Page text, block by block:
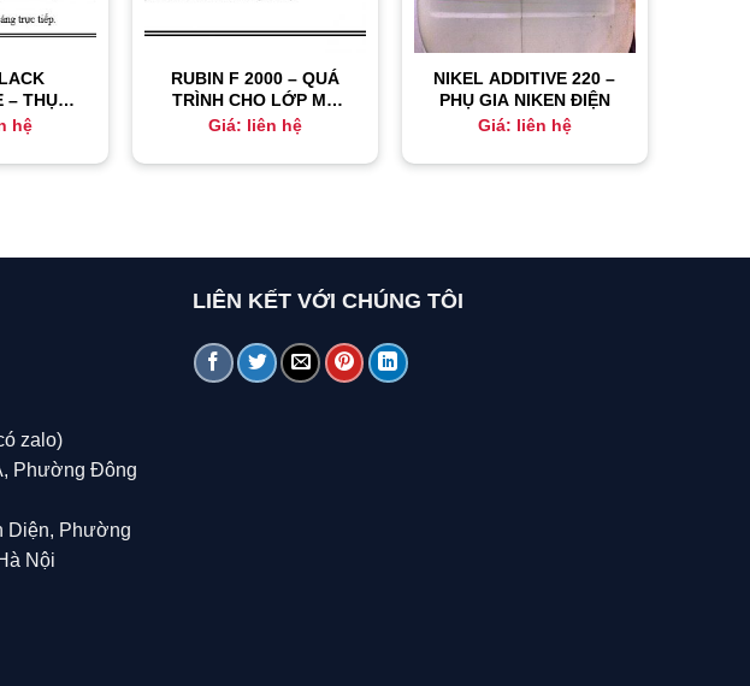
– THỤ
hệ
RUBIN F 2000 – QUÁ
TRÌNH CHO LỚP MẠ
SÁNG BÓNG
Giá: liên hệ
NIKEL ADDITIVE 220 –
PHỤ GIA NIKEN ĐIỆN
Giá: liên hệ
zalo)
Phường Đông
Diện, Phường
Nội
LIÊN KẾT VỚI CHÚNG TÔI